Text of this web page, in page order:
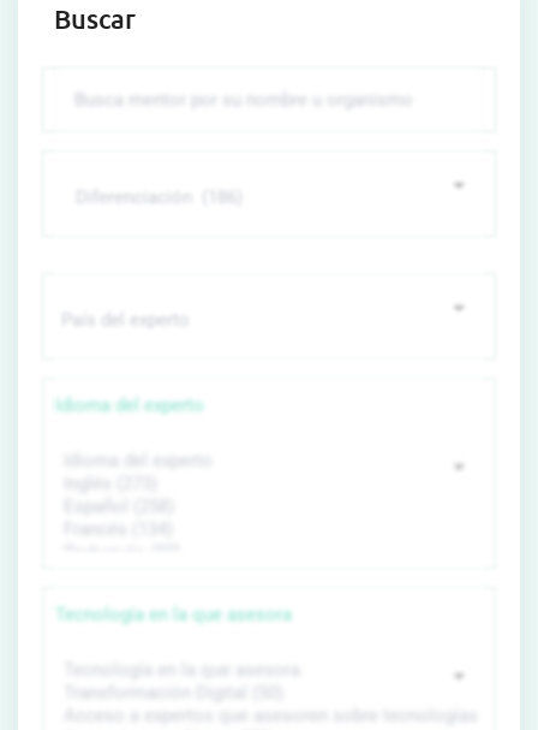
Buscar
Idioma del experto
Tecnología en la que asesora